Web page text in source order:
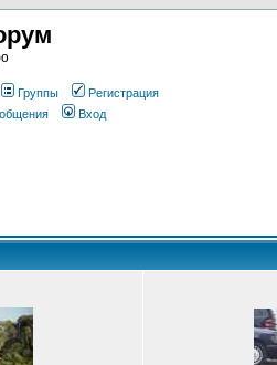
Группы
Регистрация
Вход